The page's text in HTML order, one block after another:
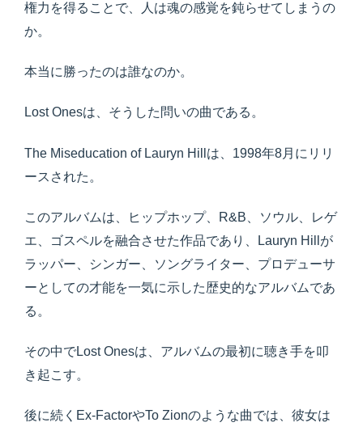
権力を得ることで、人は魂の感覚を鈍らせてしまうの
か。
本当に勝ったのは誰なのか。
Lost Onesは、そうした問いの曲である。
The Miseducation of Lauryn Hillは、1998年8月にリリ
ースされた。
このアルバムは、ヒップホップ、R&B、ソウル、レゲ
エ、ゴスペルを融合させた作品であり、Lauryn Hillが
ラッパー、シンガー、ソングライター、プロデューサ
ーとしての才能を一気に示した歴史的なアルバムであ
る。
その中でLost Onesは、アルバムの最初に聴き手を叩
き起こす。
後に続くEx-FactorやTo Zionのような曲では、彼女は